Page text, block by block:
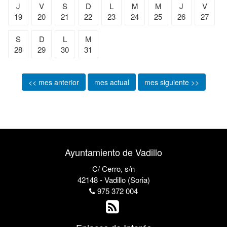
J
19
V
20
S
21
D
22
L
23
M
24
M
25
J
26
V
27
S
28
D
29
L
30
M
31
<< mes anterior mes actual mes siguiente >>
Ayuntamiento de Vadillo
C/ Cerro, s/n
42148 - Vadillo (Soria)
975 372 004